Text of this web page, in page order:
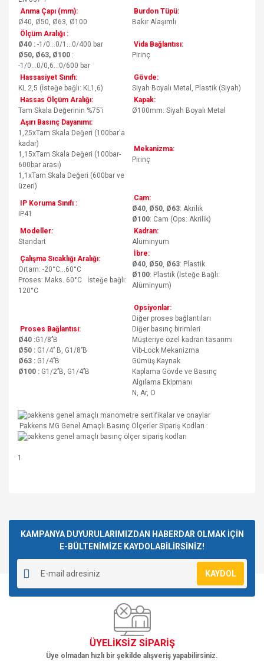
Anma Çapı (mm):
Ø40, Ø50, Ø63, Ø100
Burdon Tüpü:
Bakır Alaşımlı
Ölçüm Aralığı :
Ø40 : -1/0...0/1...0/400 bar
Ø50, Ø63, Ø100 :
-1/0...0/0,6...0/600 bar
Vida Bağlantısı:
Pirinç
Hassasiyet Sınıfı:
KL 2,5 (İsteğe bağlı: KL1,6)
Gövde:
Siyah Boyalı Metal, Plastik (Siyah)
Hassas Ölçüm Aralığı:
Tam Skala Değerinin %75'i
Kapak:
Ø100mm: Siyah Boyalı Metal
Aşırı Basınç Dayanımı:
1,25xTam Skala Değeri (100bar'a
kadar)
1,15xTam Skala Değeri (100bar-
600bar arası)
1,1xTam Skala Değeri (600bar ve
üzeri)
Mekanizma:
Pirinç
IP Koruma Sınıfı :
IP41
Cam:
Ø40, Ø50, Ø63: Akrilik
Ø100: Cam (Ops: Akrilik)
Modeller:
Standart
Kadran:
Alüminyum
Çalışma Sıcaklığı Aralığı:
Ortam: -20°C…60°C
Proses: Maks. 60°C İsteğe bağlı:
120°C
İbre:
Ø40, Ø50, Ø63: Plastik
Ø100: Plastik (İsteğe Bağlı:
Alüminyum)
Proses Bağlantısı:
Ø40 :G1/8’’B
Ø50 : G1/4’’ B, G1/8’’B
Ø63 : G1/4’’B
Ø100 : G1/2’’B, G1/4’’B
Opsiyonlar:
Diğer proses bağlantıları
Diğer basınç birimleri
Müşteriye özel kadran tasarımı
Vib-Lock Mekanizma
Gümüş Kaynak
Kaplama Gövde ve Basınç
Algılama Ekipmanı
N, Ar, O
Pakkens MG Genel Amaçlı Basınç Ölçerler Sipariş Kodları :
1
Yorum Yaz
kullanarak tarafımıza iletebilirsiniz.
Görüş ve önerileriniz için teşekkür ederiz.
Ürün resmi kalitesiz, bozuk veya görüntülenemiyor.
Ürün açıklamasında eksik bilgiler bulunuyor.
Ürün bilgilerinde hatalar bulunuyor.
Ürün fiyatı diğer sitelerden daha pahalı.
Bu ürüne benzer farklı alternatifler olmalı.
KAMPANYA DUYURULARIMIZDAN HABERDAR OLMAK İÇİN
E-BÜLTENİMİZE KAYDOLABİLİRSİNİZ!
KAYDOL
ÜYELİKSİZ SİPARİŞ
Üye olmadan hızlı bir şekilde alışveriş yapabilirsiniz.